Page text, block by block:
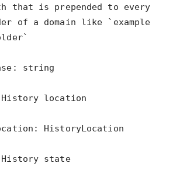
   * Current History state